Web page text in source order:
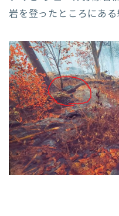
岩を登ったところにある